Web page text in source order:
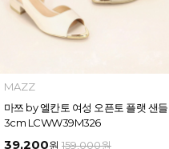
MAZZ
마쯔 by 엘칸토 여성 오픈토 플랫 샌들
3cm LCWW39M326
39,200원 159,000원